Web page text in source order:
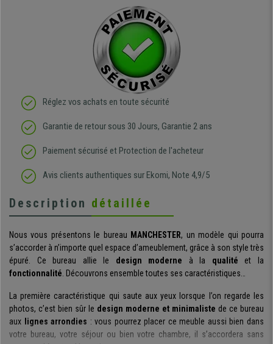
Réglez vos achats en toute sécurité
Garantie de retour sous 30 Jours, Garantie 2 ans
Paiement sécurisé et Protection de l'acheteur
Avis clients authentiques sur Ekomi, Note 4,9/5
Description détaillée
Nous vous présentons le bureau MANCHESTER, un modèle qui pourra
s’accorder à n’importe quel espace d’ameublement, grâce à son style très
épuré. Ce bureau allie le design moderne à la qualité et la
fonctionnalité. Découvrons ensemble toutes ses caractéristiques…
La première caractéristique qui saute aux yeux lorsque l’on regarde les
photos, c’est bien sûr le design moderne et minimaliste de ce bureau
aux lignes arrondies : vous pourrez placer ce meuble aussi bien dans
votre bureau, votre séjour ou bien votre chambre, il s’accordera sans